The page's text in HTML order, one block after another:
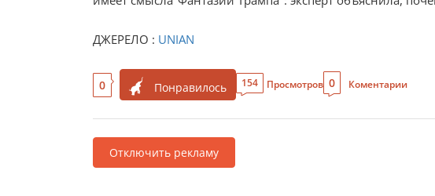
ДЖЕРЕЛО : UNIAN
0 Понравилось 154 Просмотров 0 Коментарии
Отключить рекламу